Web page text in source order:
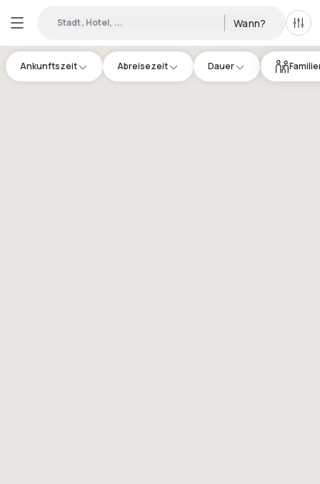
Stadt, Hotel, ... Wann? Alle
Ankunftszeit Abreisezeit Dauer